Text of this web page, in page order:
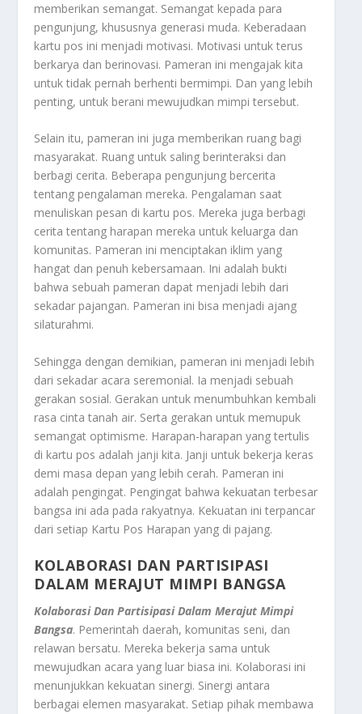
memberikan semangat. Semangat kepada para
pengunjung, khususnya generasi muda. Keberadaan
kartu pos ini menjadi motivasi. Motivasi untuk terus
berkarya dan berinovasi. Pameran ini mengajak kita
untuk tidak pernah berhenti bermimpi. Dan yang lebih
penting, untuk berani mewujudkan mimpi tersebut.
Selain itu, pameran ini juga memberikan ruang bagi
masyarakat. Ruang untuk saling berinteraksi dan
berbagi cerita. Beberapa pengunjung bercerita
tentang pengalaman mereka. Pengalaman saat
menuliskan pesan di kartu pos. Mereka juga berbagi
cerita tentang harapan mereka untuk keluarga dan
komunitas. Pameran ini menciptakan iklim yang
hangat dan penuh kebersamaan. Ini adalah bukti
bahwa sebuah pameran dapat menjadi lebih dari
sekadar pajangan. Pameran ini bisa menjadi ajang
silaturahmi.
Sehingga dengan demikian, pameran ini menjadi lebih
dari sekadar acara seremonial. Ia menjadi sebuah
gerakan sosial. Gerakan untuk menumbuhkan kembali
rasa cinta tanah air. Serta gerakan untuk memupuk
semangat optimisme. Harapan-harapan yang tertulis
di kartu pos adalah janji kita. Janji untuk bekerja keras
demi masa depan yang lebih cerah. Pameran ini
adalah pengingat. Pengingat bahwa kekuatan terbesar
bangsa ini ada pada rakyatnya. Kekuatan ini terpancar
dari setiap Kartu Pos Harapan yang di pajang.
KOLABORASI DAN PARTISIPASI
DALAM MERAJUT MIMPI BANGSA
Kolaborasi Dan Partisipasi Dalam Merajut Mimpi
Bangsa. Pemerintah daerah, komunitas seni, dan
relawan bersatu. Mereka bekerja sama untuk
mewujudkan acara yang luar biasa ini. Kolaborasi ini
menunjukkan kekuatan sinergi. Sinergi antara
berbagai elemen masyarakat. Setiap pihak membawa